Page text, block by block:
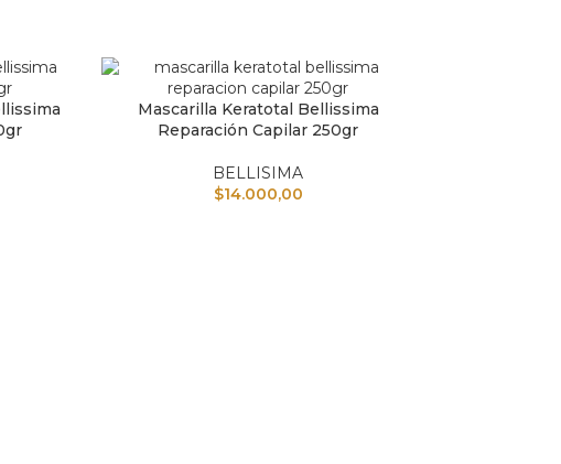
AÑADIR AL CARRITO
Mascarilla Keratotal Bellissima
Reparación Capilar 250gr
BELLISIMA
$14.000,00